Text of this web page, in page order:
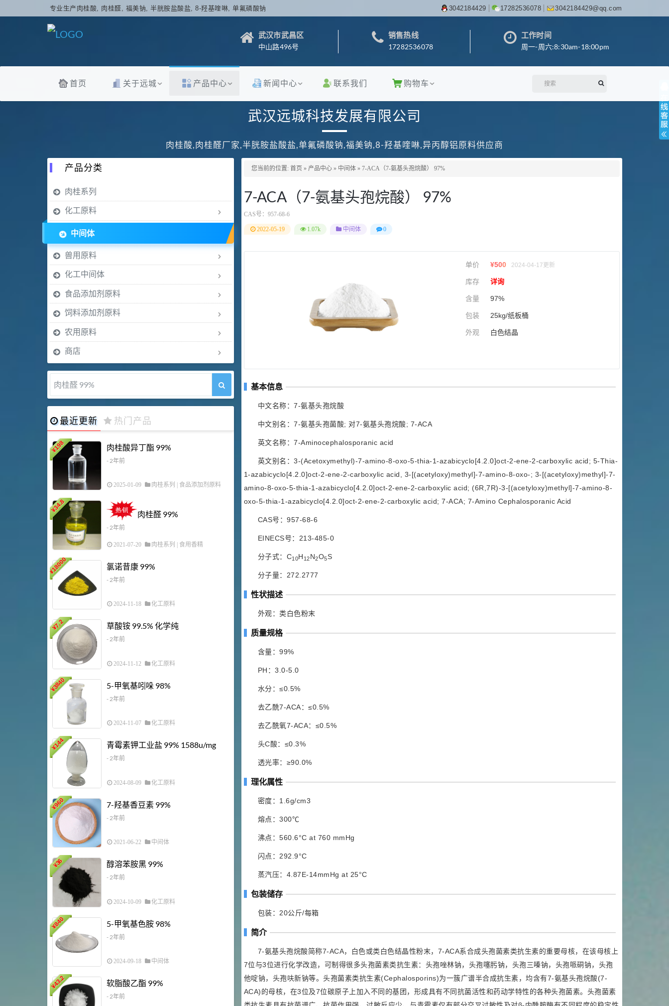
专业生产肉桂酸, 肉桂醛, 福美钠, 半胱胺盐酸盐, 8-羟基喹啉, 单氟磷酸钠 3042184429 17282536078 3042184429@qq.com
武汉市武昌区
中山路496号
销售热线
17282536078
工作时间
周一-周六:8:30am-18:00pm
首页 关于远城 产品中心 新闻中心 联系我们 购物车
武汉远城科技发展有限公司
肉桂酸,肉桂醛厂家,半胱胺盐酸盐,单氟磷酸钠,福美钠,8-羟基喹啉,异丙醇铝原料供应商
您当前的位置: 首页 » 产品中心 » 中间体 » 7-ACA（7-氨基头孢烷酸） 97%
7-ACA（7-氨基头孢烷酸） 97%
CAS号： 957-68-6
2022-05-19 1.07k 中间体 0
单价 ¥500 2024-04-17更新
库存 详询
含量 97%
包装 25kg/纸板桶
外观 白色结晶
基本信息
中文名称：7-氨基头孢烷酸
中文别名：7-氨基头孢菌酸; 对7-氨基头孢烷酸; 7-ACA
英文名称：7-Aminocephalosporanic acid
英文别名：3-(Acetoxymethyl)-7-amino-8-oxo-5-thia-1-azabicyclo[4.2.0]oct-2-ene-2-carboxylic acid; 5-Thia-
1-azabicyclo[4.2.0]oct-2-ene-2-carboxylic acid, 3-[(acetyloxy)methyl]-7-amino-8-oxo-; 3-[(acetyloxy)methyl]-7-
amino-8-oxo-5-thia-1-azabicyclo[4.2.0]oct-2-ene-2-carboxylic acid; (6R,7R)-3-[(acetyloxy)methyl]-7-amino-8-
oxo-5-thia-1-azabicyclo[4.2.0]oct-2-ene-2-carboxylic acid; 7-ACA; 7-Amino Cephalosporanic Acid
CAS号：957-68-6
EINECS号：213-485-0
分子式：C10H 12N2O5S
分子量：272.2777
性状描述
外观：类白色粉末
质量规格
含量：99%
PH：3.0-5.0
水分：≤0.5%
去乙酰7-ACA：≤0.5%
去乙酰氧7-ACA：≤0.5%
头C酸：≤0.3%
透光率：≥90.0%
理化属性
密度：1.6g/cm3
熔点：300℃
沸点：560.6°C at 760 mmHg
闪点：292.9°C
蒸汽压：4.87E-14mmHg at 25°C
包装储存
包装：20公斤/每箱
简介
7-氨基头孢烷酸简称7-ACA，白色或类白色结晶性粉末，7-ACA系合成头孢菌素类抗生素的重要母核，在该母核上
7位与3位进行化学改造，可制得很多头孢菌素类抗生素：头孢唑林钠，头孢噻肟钠，头孢三嗪钠，头孢哌硐钠，头孢
他啶钠，头孢呋新钠等。头孢菌素类抗生素(Cephalosporins)为一簇广谱半合成抗生素，均含有7-氨基头孢烷酸(7-
ACA)的母核，在3位及7位碳原子上加入不同的基团，形成具有不同抗菌活性和药动学特性的各种头孢菌素。头孢菌素
产品分类
肉桂系列
化工原料
中间体
兽用原料
化工中间体
食品添加剂原料
饲料添加剂原料
农用原料
商店
氯诺昔康 99%
最近更新 热门产品
¥
198 肉桂酸异丁酯 99%
- 2年前
2025-01-09 肉桂系列 食品添加剂原料
¥
34.8
肉桂醛 99%
- 2年前
2021-07-20 肉桂系列 | 食用香精
¥
18000 氯诺昔康 99%
- 2年前
2024-11-18 化工原料
¥
7.2 草酸铵 99.5% 化学纯
- 2年前
2024-11-12 化工原料
¥
3840 5-甲氧基吲哚 98%
- 2年前
2024-11-07 化工原料
¥
144 青霉素钾工业盐 99% 1588u/mg
- 2年前
2024-08-09 化工原料
¥
960 7-羟基香豆素 99%
- 2年前
2021-06-22 中间体
¥
36 醇溶苯胺黑 99%
- 2年前
2024-10-09 化工原料
¥
840 5-甲氧基色胺 98%
- 2年前
2024-09-18 中间体
¥
43.2 软脂酸乙酯 99%
- 2年前
1 胍基乙酸 98%
浏览量 - 10w+
2021-05-25 饲料添加剂原料
253 2 乙酸橙花酯 99%
浏览量 - 5.51w
浏览量 - 4.4w
5
浏览量 - 1.89w
2021-06-19 化工原料
6
S-羧甲基-L-半胱氨酸(羧甲司坦)
2021-05-30 化工原料
7 抗氧剂BHT 99.5%
浏览量 - 1.64w
2021-05-25 食品添加剂原料
浏览量 - 1.55w
2021-06-19 化工原料
34.8 10 DL-蛋氨酸 99%
浏览量 - 1.48w